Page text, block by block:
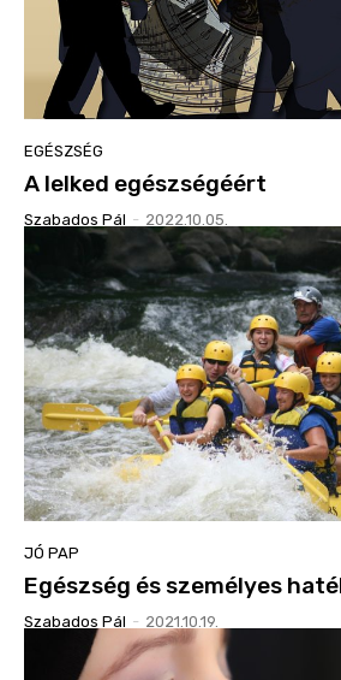
EGÉSZSÉG
A lelked egészségéért
Szabados Pál - 2022.10.05.
JÓ PAP
Egészség és személyes
Szabados Pál - 2021.10.19.